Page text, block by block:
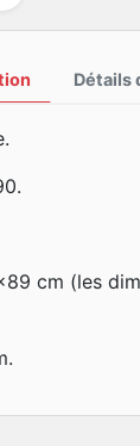
Détails
cm (les